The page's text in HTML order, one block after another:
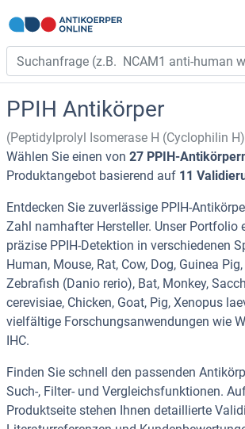
PPIH Antikörper
(Peptidylprolyl Isomerase H (Cyclophilin
Wählen Sie einen von 27 PPIH-
Produktangebot basierend auf 11
Entdecken Sie zuverlässige PPIH-
Zahl namhafter Hersteller. Unser Portfolio
präzise PPIH-Detektion in verschiedenen
Human, Mouse, Rat, Cow, Dog, Guinea
Zebrafish (Danio rerio), Bat, Monkey,
cerevisiae, Chicken, Goat, Pig, Xenopus
vielfältige Forschungsanwendungen wie
IHC.
Finden Sie schnell den passenden
Such-, Filter- und Vergleichsfunktionen.
Produktseite stehen Ihnen detaillierte